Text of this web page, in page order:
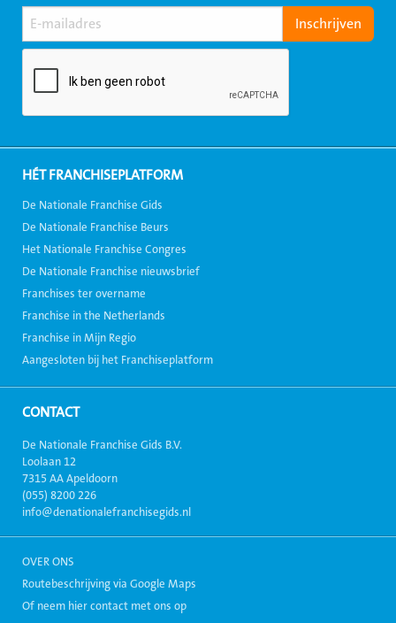
HÉT FRANCHISEPLATFORM
De Nationale Franchise Gids
De Nationale Franchise Beurs
Het Nationale Franchise Congres
De Nationale Franchise nieuwsbrief
Franchises ter overname
Franchise in the Netherlands
Franchise in Mijn Regio
Aangesloten bij het Franchiseplatform
CONTACT
De Nationale Franchise Gids B.V.
Loolaan 12
7315 AA Apeldoorn
(055) 8200 226
info@denationalefranchisegids.nl
OVER ONS
Routebeschrijving via Google Maps
Of neem hier contact met ons op